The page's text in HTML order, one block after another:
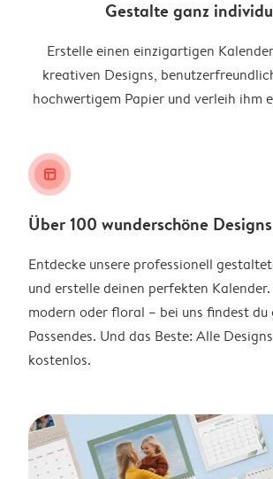
Gestalte ganz
Erstelle einen einzigartigen
kreativen Designs,
hochwertigem Papier und verleih ihm
layout_alt
Über 100 wunderschöne Designs
Entdecke unsere professionell
und erstelle deinen perfekten
modern oder floral – bei uns findest
Passendes. Und das Beste: Alle
kostenlos.